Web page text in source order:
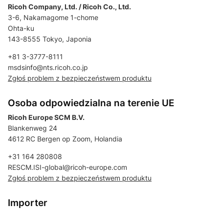
Ricoh Company, Ltd. / Ricoh Co., Ltd.
3-6, Nakamagome 1-chome
Ohta-ku
143-8555 Tokyo, Japonia
+81 3-3777-8111
msdsinfo@nts.ricoh.co.jp
Zgłoś problem z bezpieczeństwem produktu
Osoba odpowiedzialna na terenie UE
Ricoh Europe SCM B.V.
Blankenweg 24
4612 RC Bergen op Zoom, Holandia
+31 164 280808
RESCM.ISI-global@ricoh-europe.com
Zgłoś problem z bezpieczeństwem produktu
Importer